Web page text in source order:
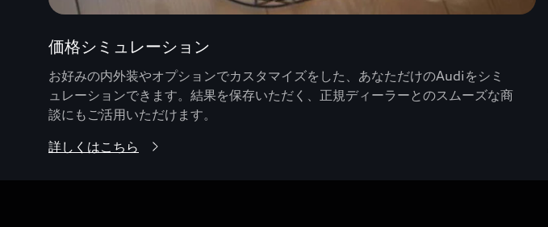
価格シミュレーション
お好みの内外装やオプションでカスタマイズをした、あなただけのAudiをシミ
ュレーションできます。結果を保存いただく、正規ディーラーとのスムーズな商
談にもご活用いただけます。
詳しくはこちら